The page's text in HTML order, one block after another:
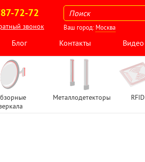
72-72
звонок Ваш город: Москва
Блог Контакты Видео
Металлодетекторы RFID